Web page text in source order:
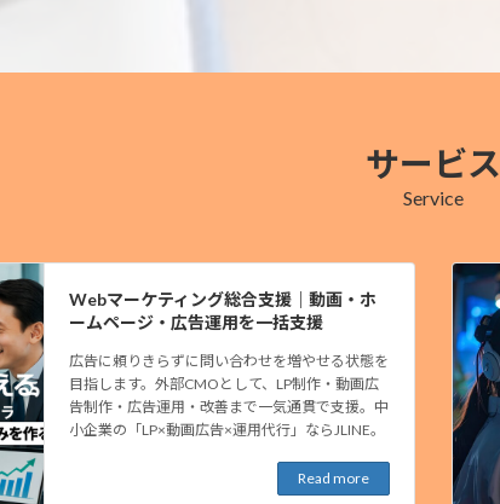
サービス
Service
Webマーケティング総合支援｜動画・ホ
ームページ・広告運用を一括支援
広告に頼りきらずに問い合わせを増やせる状態を
目指します。外部CMOとして、LP制作・動画広
告制作・広告運用・改善まで一気通貫で支援。中
小企業の「LP×動画広告×運用代行」ならJLINE。
Read more